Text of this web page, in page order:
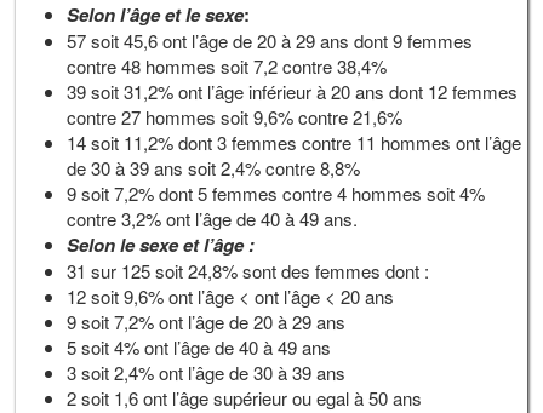
Selon l’âge et le sexe:
57 soit 45,6 ont l’âge de 20 à 29 ans dont 9 femmes
contre 48 hommes soit 7,2 contre 38,4%
39 soit 31,2% ont l’âge inférieur à 20 ans dont 12 femmes
contre 27 hommes soit 9,6% contre 21,6%
14 soit 11,2% dont 3 femmes contre 11 hommes ont l’âge
de 30 à 39 ans soit 2,4% contre 8,8%
9 soit 7,2% dont 5 femmes contre 4 hommes soit 4%
contre 3,2% ont l’âge de 40 à 49 ans.
Selon le sexe et l’âge :
31 sur 125 soit 24,8% sont des femmes dont :
12 soit 9,6% ont l’âge < ont l’âge < 20 ans
9 soit 7,2% ont l’âge de 20 à 29 ans
5 soit 4% ont l’âge de 40 à 49 ans
3 soit 2,4% ont l’âge de 30 à 39 ans
2 soit 1,6 ont l’âge supérieur ou egal à 50 ans